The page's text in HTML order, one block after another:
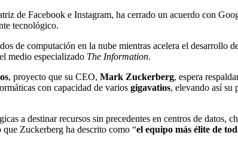
de Facebook e Instagram, ha cerrado un acuerdo con
tecnológico.
de computación en la nube mientras acelera el desarrollo
medio especializado The Information.
, proyecto que su CEO, Mark Zuckerberg, espera
con capacidad de varios gigavatios, elevando así su
a destinar recursos sin precedentes en centros de datos,
Zuckerberg ha descrito como “el equipo más élite de